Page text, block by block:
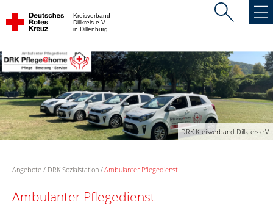
Kreisverband
Dillkreis e.V.
in Dillenburg
DRK Kreisverband Dillkreis e.V.
Angebote DRK Sozialstation Ambulanter Pflegedienst
Ambulanter Pflegedienst